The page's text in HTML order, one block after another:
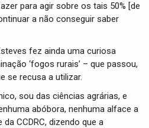
para agir sobre os tais 50% [de
a não conseguir saber
fez ainda uma curiosa
‘fogos rurais’ – que passou,
se recusa a utilizar.
sou das ciências agrárias, e
abóbora, nenhuma alface a
CCDRC, dizendo que a